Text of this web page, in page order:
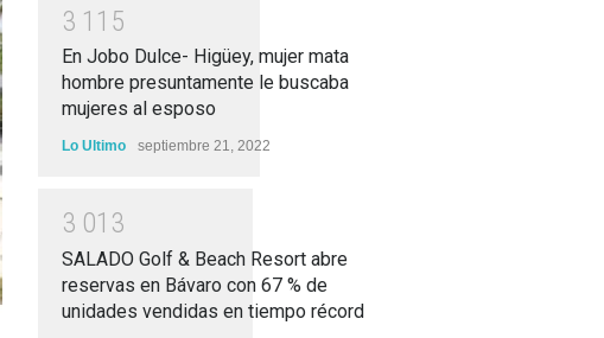
3 1 1 5
En Jobo Dulce- Higüey, mujer mata
hombre presuntamente le buscaba
mujeres al esposo
Lo Ultimo septiembre 21, 2022
3 01 3
SALADO Golf & Beach Resort abre
reservas en Bávaro con 67 % de
unidades vendidas en tiempo récord